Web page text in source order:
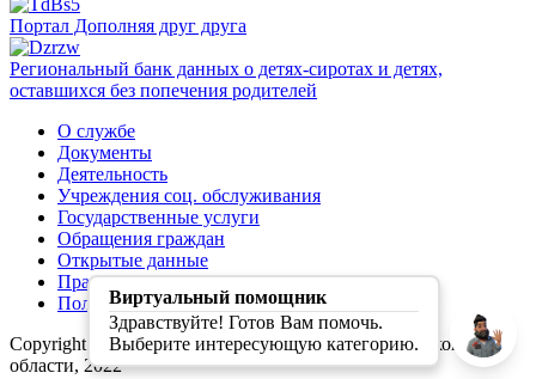
Портал Дополняя друг друга
Региональный банк данных о детях-сиротах и детях,
оставшихся без попечения родителей
О службе
Документы
Деятельность
Учреждения соц. обслуживания
Государственные услуги
Обращения граждан
Открытые данные
Правила обработки персональных данных
Политика конфиденциальности
Copyright (C) Первая социальная служба Свердловской
области, 2022
Виртуальный помощник
Здравствуйте! Готов Вам помочь.
Выберите интересующую категорию.